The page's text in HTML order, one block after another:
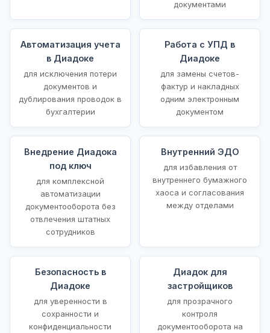
документами
Автоматизация учета
в Диадоке
для исключения потери
документов и
дублирования проводок в
бухгалтерии
Работа с УПД в
Диадоке
для замены счетов-
фактур и накладных
одним электронным
документом
Внедрение Диадока
под ключ
для комплексной
автоматизации
документооборота без
отвлечения штатных
сотрудников
Внутренний ЭДО
для избавления от
внутреннего бумажного
хаоса и согласования
между отделами
Безопасность в
Диадоке
для уверенности в
сохранности и
конфиденциальности
Диадок для
застройщиков
для прозрачного
контроля
документооборота на